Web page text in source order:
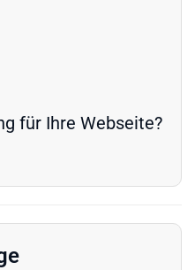
für Ihre Webseite?